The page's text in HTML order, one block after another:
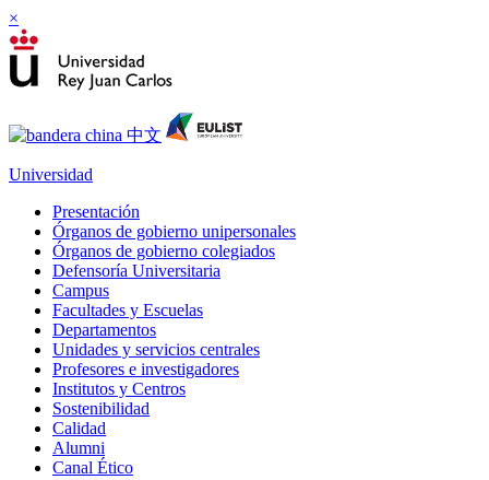
×
Universidad
Presentación
Órganos de gobierno unipersonales
Órganos de gobierno colegiados
Defensoría Universitaria
Campus
Facultades y Escuelas
Departamentos
Unidades y servicios centrales
Profesores e investigadores
Institutos y Centros
Sostenibilidad
Calidad
Alumni
Canal Ético